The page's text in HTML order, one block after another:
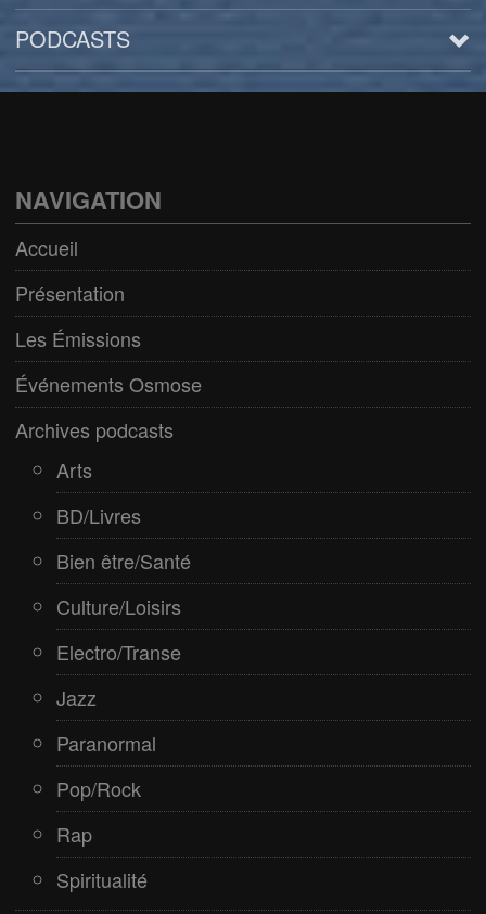
PODCASTS
Arts
Bien être/Santé
Culture/Loisirs
Electro/Transe
Paranormal
Pop/Rock
Rap
Spiritualité
NAVIGATION
Accueil
Présentation
Les Émissions
Événements Osmose
Archives podcasts
Arts
BD/Livres
Bien être/Santé
Culture/Loisirs
Electro/Transe
Jazz
Paranormal
Pop/Rock
Rap
Spiritualité